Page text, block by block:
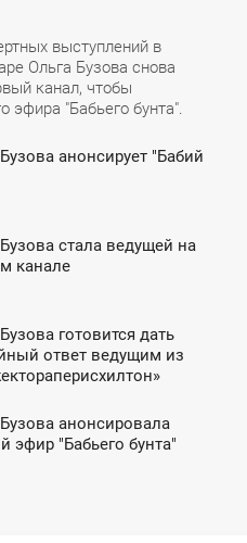
выступлений в
Ольга Бузова снова
канал, чтобы
эфира "Бабьего бунта".
анонсирует "Бабий
стала ведущей на
канале
готовится дать
ответ ведущим из
анонсировала
эфир "Бабьего бунта"